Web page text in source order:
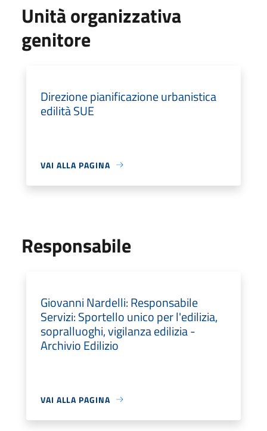
Unità organizzativa
genitore
Direzione pianificazione urbanistica
edilità SUE
VAI ALLA PAGINA
Responsabile
Giovanni Nardelli: Responsabile
Servizi: Sportello unico per l'edilizia,
sopralluoghi, vigilanza edilizia -
Archivio Edilizio
VAI ALLA PAGINA